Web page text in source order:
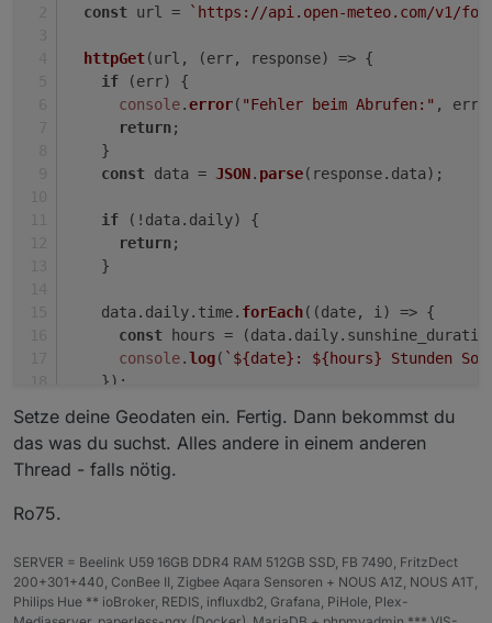
const url = `https://api.open-meteo.com/v1/
httpGet(url, (err, response) => {
if (err) {
console.error( "Fehler beim Abrufen:" ,
return;
    }
const data = JSON. parse(response. data);
if (!data. daily) {
return;
    }
    data.
daily. time. forEach( (date, i) => {
const hours = (data. daily.
console.log( ` ${date} : ${hours} Stunden
    });
}
getSunshineDuration
Setze deine Geodaten ein. Fertig. Dann bekommst du
das was du suchst. Alles andere in einem anderen
Thread - falls nötig.
Ro75.
SERVER = Beelink U59 16GB DDR4 RAM 512GB SSD, FB 7490, FritzDect
200+301+440, ConBee II, Zigbee Aqara Sensoren + NOUS A1Z, NOUS A1T,
Philips Hue ** ioBroker, REDIS, influxdb2, Grafana, PiHole, Plex-